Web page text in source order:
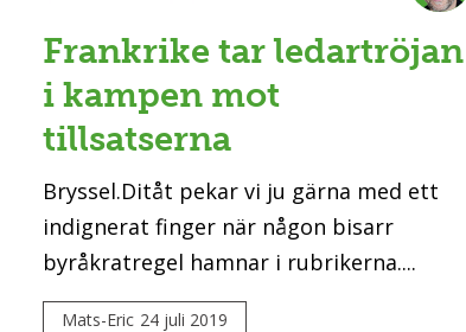
Frankrike tar ledartröjan
i kampen mot
tillsatserna
Bryssel.Ditåt pekar vi ju gärna med ett
indignerat finger när någon bisarr
byråkratregel hamnar i rubrikerna....
Mats-Eric 24 juli 2019